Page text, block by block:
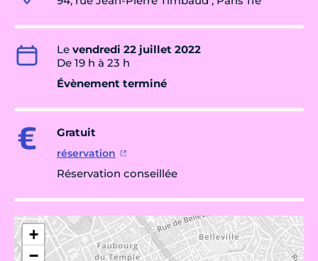
Le vendredi 22 juillet 2022
De 19 h à 23 h
Évènement terminé
Gratuit
réservation
Réservation conseillée
+
−